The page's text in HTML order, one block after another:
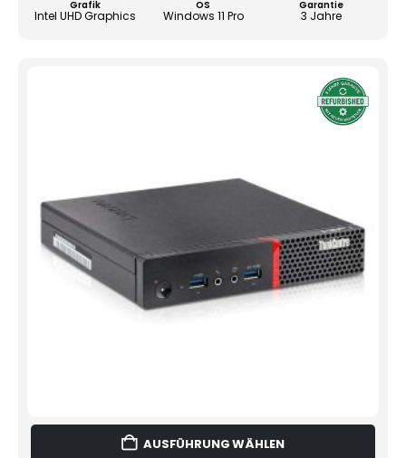
Grafik
Intel UHD Graphics
OS
Windows 11 Pro
Garantie
3 Jahre
AUSFÜHRUNG WÄHLEN